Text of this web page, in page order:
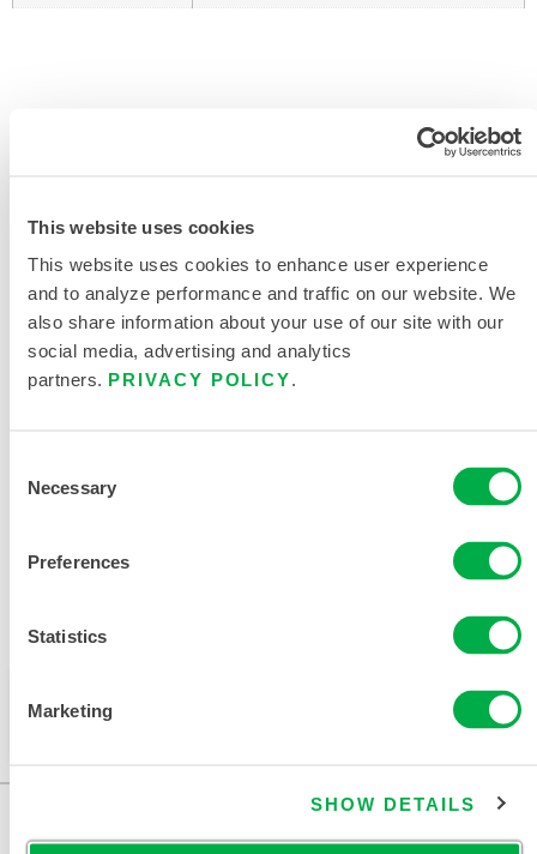
This website uses cookies
This website uses cookies to enhance user experience
and to analyze performance and traffic on our website. We
also share information about your use of our site with our
social media, advertising and analytics
partners. PRIVACY POLICY.
Selection
Necessary
Preferences
Statistics
Marketing
SHOW DETAILS
产品资料
可在以下销售区域购买：南美洲、欧洲、印度。
此产品通常不在您所在的区域销售。您可以在页面顶部